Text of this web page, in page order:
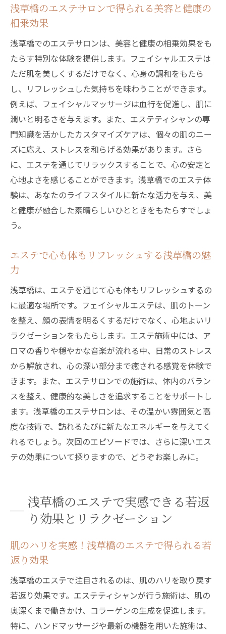
エステで体感する美の変化とその効果
浅草橋でのフェイシャルエステがもたらす
エステティシャンの技術で美を追求する方
法
浅草橋のエステサロンで新たな自分に出会
う
エステで得られる美の追及とその未来
エステの多面的効果を最大限に引き出す浅草橋
でのケア
フェイシャルエステの多面的な効果とその
実感
浅草橋のエステサロンで得られる総合的な
ケア
エステで得られる心身のバランスとその効
エステで多面的な効果を最大限活用する方
法
浅草橋のフェイシャルエステが提供する心身の
バランス改善
フェイシャルエステがもたらす心身の調和
エステで心身のバランスを整える具体的な
方法
浅草橋のエステで実感する心地よいバラン
ス
エステがもたらす心身の変化とその効果
浅草橋でのフェイシャルエステがもたらす
エステで心と体のバランスを維持する方法
浅草橋のエステサロンで得られる美容と健康の
相乗効果
浅草橋でのエステサロンは、美容と健康の相乗効果をも
たらす特別な体験を提供します。フェイシャルエステは
ただ肌を美しくするだけでなく、心身の調和をもたら
し、リフレッシュした気持ちを味わうことができます。
例えば、フェイシャルマッサージは血行を促進し、肌に
潤いと明るさを与えます。また、エステティシャンの専
門知識を活かしたカスタマイズケアは、個々の肌のニー
ズに応え、ストレスを和らげる効果があります。さら
に、エステを通じてリラックスすることで、心の安定と
心地よさを感じることができます。浅草橋でのエステ体
験は、あなたのライフスタイルに新たな活力を与え、美
と健康が融合した素晴らしいひとときをもたらすでしょ
う。
エステで心も体もリフレッシュする浅草橋の魅
力
浅草橋は、エステを通じて心も体もリフレッシュするの
に最適な場所です。フェイシャルエステは、肌のトーン
を整え、顔の表情を明るくするだけでなく、心地よいリ
ラクゼーションをもたらします。エステ施術中には、ア
ロマの香りや穏やかな音楽が流れる中、日常のストレス
から解放され、心の深い部分まで癒される感覚を体験で
きます。また、エステサロンでの施術は、体内のバラン
スを整え、健康的な美しさを追求することをサポートし
ます。浅草橋のエステサロンは、その温かい雰囲気と高
度な技術で、訪れるたびに新たなエネルギーを与えてく
れるでしょう。次回のエピソードでは、さらに深いエス
テの効果について探りますので、どうぞお楽しみに。
浅草橋のエステで実感できる若返
り効果とリラクゼーション
肌のハリを実感！浅草橋のエステで得られる若
返り効果
浅草橋のエステで注目されるのは、肌のハリを取り戻す
若返り効果です。エステティシャンが行う施術は、肌の
奥深くまで働きかけ、コラーゲンの生成を促進します。
特に、ハンドマッサージや最新の機器を用いた施術は、